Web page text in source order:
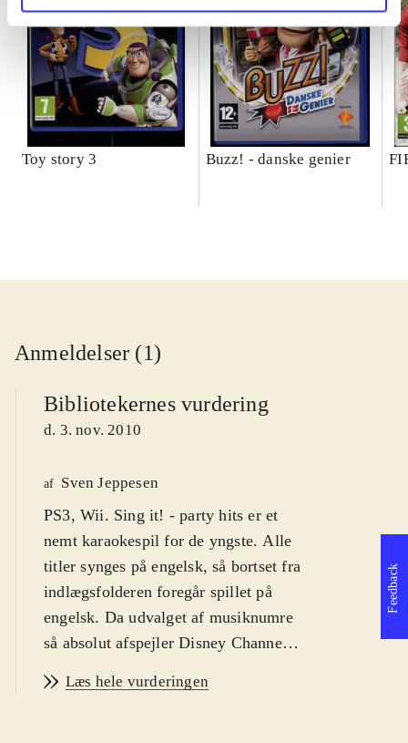
Toy story 3 Buzz! - danske genier
Anmeldelser (1)
Bibliotekernes vurdering
d. 3. nov. 2010
af Sven Jeppesen
PS3, Wii. Sing it! - party hits er et
nemt karaokespil for de yngste. Alle
titler synges på engelsk, så bortset fra
indlægsfolderen foregår spillet på
engelsk. Da udvalget af musiknumre
så absolut afspejler Disney Channel's
udelukkende sange med appel til de
Læs hele vurderingen
Feedback